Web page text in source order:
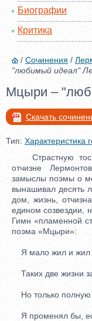
Биографии
Критика
/ Сочинения /
"любимый идеал"
Мцыри –
Скачать
Тип: Характеристика
Страстную
отчизне
замыслы поэмы о
вынашивал десять
дом, жизнь,
едином созвездии,
Гимн «пламенной
поэма «Мцыри»:
Я мало жил и жил
Таких две жизни
Но только полную
Я променял бы,